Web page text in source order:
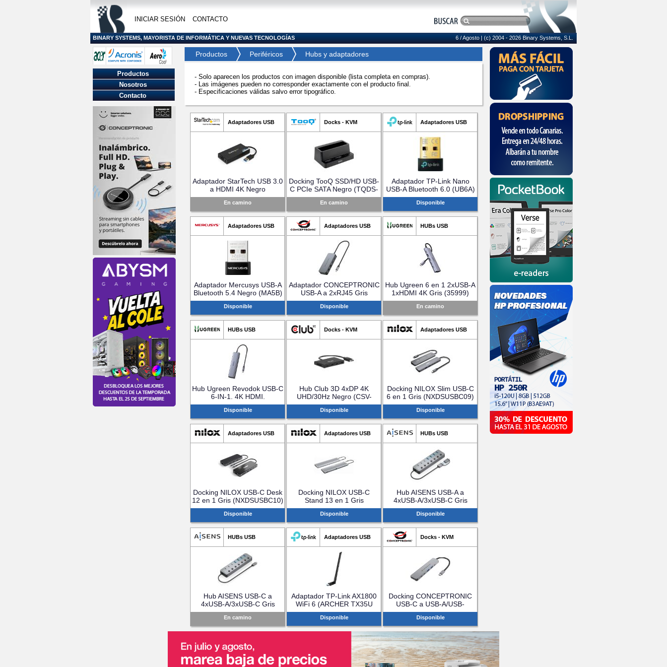
INICIAR SESIÓN CONTACTO
BINARY SYSTEMS, MAYORISTA DE INFORMÁTICA Y NUEVAS TECNOLOGÍAS 6 / Agosto | (c) 2004 - 2026 Binary Systems, S.L.
Productos Periféricos Hubs y adaptadores
- Solo aparecen los productos con imagen disponible (lista completa en compras).
- Las imágenes pueden no corresponder exactamente con el producto final.
- Especificaciones válidas salvo error tipográfico.
Adaptadores USB
Adaptador StarTech USB 3.0
a HDMI 4K Negro
(USB32HD4K)
En camino
Docks - KVM
Docking TooQ SSD/HD USB-
C PCIe SATA Negro (TQDS-
502B)
En camino
Adaptadores USB
Adaptador TP-Link Nano
USB-A Bluetooth 6.0 (UB6A)
Disponible
Adaptadores USB
Adaptador Mercusys USB-A
Bluetooth 5.4 Negro (MA5B)
Disponible
Adaptadores USB
Adaptador CONCEPTRONIC
USB-A a 2xRJ45 Gris
(ABBY24G)
Disponible
HUBs USB
Hub Ugreen 6 en 1 2xUSB-A
1xHDMI 4K Gris (35999)
En camino
HUBs USB
Hub Ugreen Revodok USB-C
6-IN-1. 4K HDMI.
GRIS(UG15600)
Disponible
Docks - KVM
Hub Club 3D 4xDP 4K
UHD/30Hz Negro (CSV-
7400)
Disponible
Adaptadores USB
Docking NILOX Slim USB-C
6 en 1 Gris (NXDSUSBC09)
Disponible
Adaptadores USB
Docking NILOX USB-C Desk
12 en 1 Gris (NXDSUSBC10)
Disponible
Adaptadores USB
Docking NILOX USB-C
Stand 13 en 1 Gris
(NXDSUSBC11)
Disponible
HUBs USB
Hub AISENS USB-A a
4xUSB-A/3xUSB-C Gris
(ASUC-8P043-GR)
Disponible
HUBs USB
Hub AISENS USB-C a
4xUSB-A/3xUSB-C Gris
(ASUC-8P044-GR)
En camino
Adaptadores USB
Adaptador TP-Link AX1800
WiFi 6 (ARCHER TX35U
PLUS)
Disponible
Docks - KVM
Docking CONCEPTRONIC
USB-C a USB-A/USB-
C/HDMI (DONN33G)
Disponible
Productos
Nosotros
Contacto